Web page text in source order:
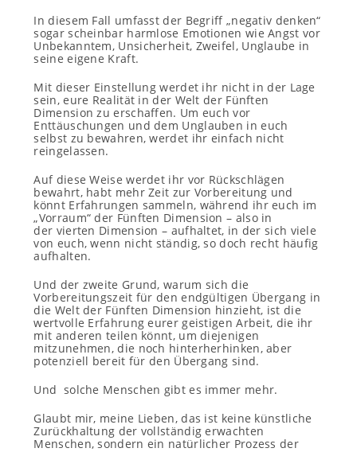
In diesem Fall umfasst der Begriff „negativ denken“
sogar scheinbar harmlose Emotionen wie Angst vor
Unbekanntem, Unsicherheit, Zweifel, Unglaube in
seine eigene Kraft.
Mit dieser Einstellung werdet ihr nicht in der Lage
sein, eure Realität in der Welt der Fünften
Dimension zu erschaffen. Um euch vor
Enttäuschungen und dem Unglauben in euch
selbst zu bewahren, werdet ihr einfach nicht
reingelassen.
Auf diese Weise werdet ihr vor Rückschlägen
bewahrt, habt mehr Zeit zur Vorbereitung und
könnt Erfahrungen sammeln, während ihr euch im
„Vorraum“ der Fünften Dimension – also in
der vierten Dimension – aufhaltet, in der sich viele
von euch, wenn nicht ständig, so doch recht häufig
aufhalten.
Und der zweite Grund, warum sich die
Vorbereitungszeit für den endgültigen Übergang in
die Welt der Fünften Dimension hinzieht, ist die
wertvolle Erfahrung eurer geistigen Arbeit, die ihr
mit anderen teilen könnt, um diejenigen
mitzunehmen, die noch hinterherhinken, aber
potenziell bereit für den Übergang sind.
Und solche Menschen gibt es immer mehr.
Glaubt mir, meine Lieben, das ist keine künstliche
Zurückhaltung der vollständig erwachten
Menschen, sondern ein natürlicher Prozess der